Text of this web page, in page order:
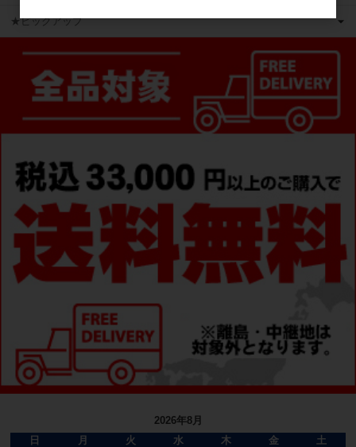
★ピックアップ
2026年8月
日
月 火 水 木 金
土